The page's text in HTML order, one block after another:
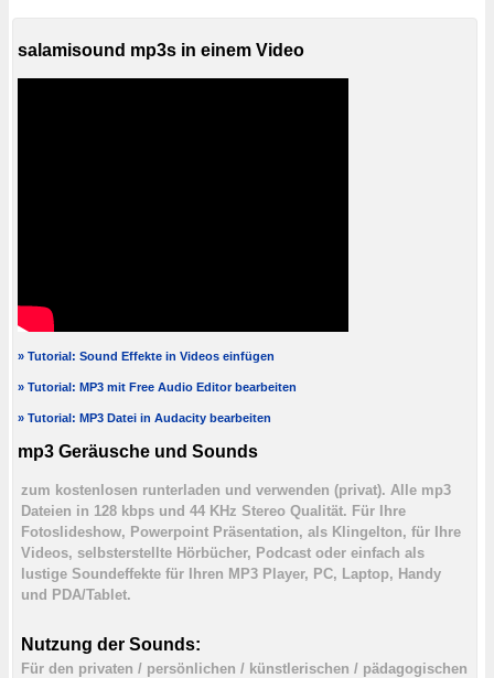
salamisound mp3s in einem Video
» Tutorial: Sound Effekte in Videos einfügen
» Tutorial: MP3 mit Free Audio Editor bearbeiten
» Tutorial: MP3 Datei in Audacity bearbeiten
mp3 Geräusche und Sounds
zum kostenlosen runterladen und verwenden (privat). Alle mp3
Dateien in 128 kbps und 44 KHz Stereo Qualität. Für Ihre
Fotoslideshow, Powerpoint Präsentation, als Klingelton, für Ihre
Videos, selbsterstellte Hörbücher, Podcast oder einfach als
lustige Soundeffekte für Ihren MP3 Player, PC, Laptop, Handy
und PDA/Tablet.
Nutzung der Sounds:
Für den privaten / persönlichen / künstlerischen / pädagogischen